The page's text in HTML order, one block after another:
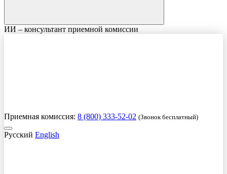
ИИ – консультант приемной комиссии
Приемная комиссия: 8 (800) 333-52-02 (Звонок бесплатный)
Русский English